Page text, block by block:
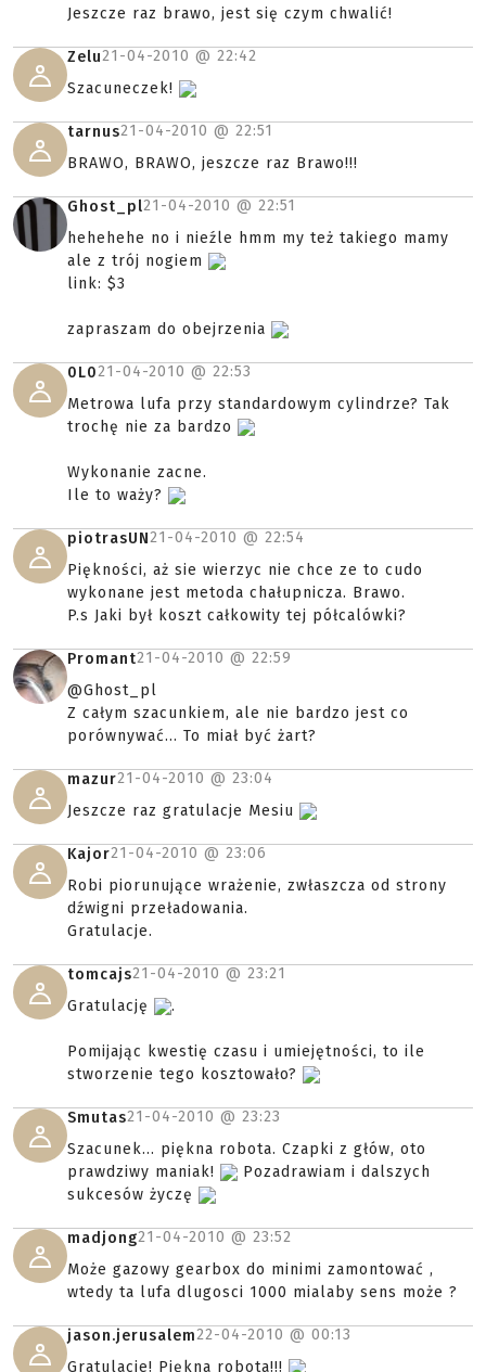
Jeszcze raz brawo, jest się czym chwalić!
Zelu21-04-2010 @ 22:42
Szacuneczek!
tarnus21-04-2010 @ 22:51
BRAWO, BRAWO, jeszcze raz Brawo!!!
Ghost_pl21-04-2010 @ 22:51
hehehehe no i nieźle hmm my też takiego mamy
ale z trój nogiem
link: $3
zapraszam do obejrzenia
0L021-04-2010 @ 22:53
Metrowa lufa przy standardowym cylindrze? Tak
trochę nie za bardzo
Wykonanie zacne.
Ile to waży?
piotrasUN21-04-2010 @ 22:54
Piękności, aż sie wierzyc nie chce ze to cudo
wykonane jest metoda chałupnicza. Brawo.
P.s Jaki był koszt całkowity tej półcalówki?
Promant21-04-2010 @ 22:59
@Ghost_pl
Z całym szacunkiem, ale nie bardzo jest co
porównywać... To miał być żart?
mazur21-04-2010 @ 23:04
Jeszcze raz gratulacje Mesiu
Kajor21-04-2010 @ 23:06
Robi piorunujące wrażenie, zwłaszcza od strony
dźwigni przeładowania.
Gratulacje.
tomcajs21-04-2010 @ 23:21
Gratulację
.
Pomijając kwestię czasu i umiejętności, to ile
stworzenie tego kosztowało?
Smutas21-04-2010 @ 23:23
Szacunek... piękna robota. Czapki z głów, oto
prawdziwy maniak!
Pozadrawiam i dalszych
sukcesów życzę
madjong21-04-2010 @ 23:52
Może gazowy gearbox do minimi zamontować ,
wtedy ta lufa dlugosci 1000 mialaby sens może ?
jason.jerusalem22-04-2010 @ 00:13
Gratulacje! Piękna robota!!!